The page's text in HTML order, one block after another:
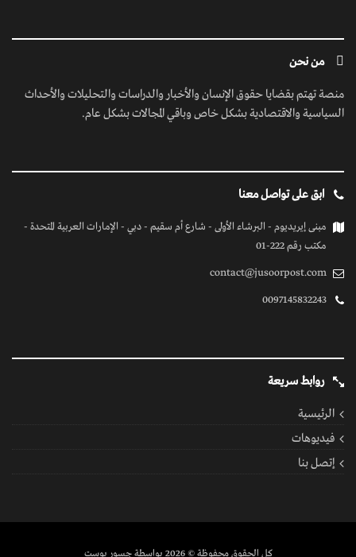
من نحن
منصة تهتم بقضايا حقوق الإنسان والأخبار والدراسات والتحليلات والأحداث
السياسية والاقتصادية بشكل خاص وباقي المجالات بشكل عام.
ابق على تواصل معنا
مبنى إيريديوم - البرشاء الأولى - شارع أم سقيم - دبي - الإمارات العربية المتحدة -
مكتب رقم 222-01
contact@jusoorpost.com
0097145832243
روابط سريعة
الرئيسية
فيديوهات
إتصل بنا
كل الحقوق محفوظة© 2026 بواسطة جسور بوست